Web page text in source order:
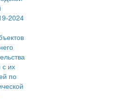
2024
с их
по